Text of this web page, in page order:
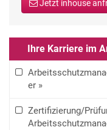
Jetzt inhouse
Ihre Karriere im
er »
Zertifizierung/